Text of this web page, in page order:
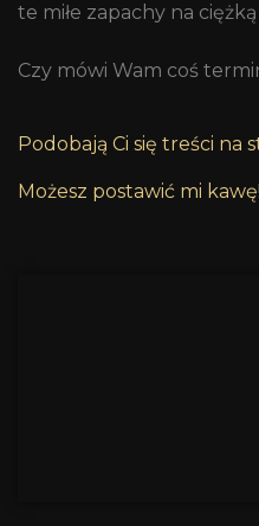
te miłe zapachy na
Czy mówi Wam coś
Podobają Ci się treści na
Możesz postawić mi kawę!